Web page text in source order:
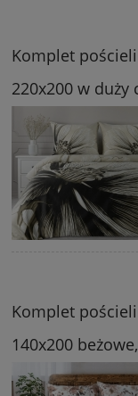
Komplet
220x200 w duży
Komplet
140x200